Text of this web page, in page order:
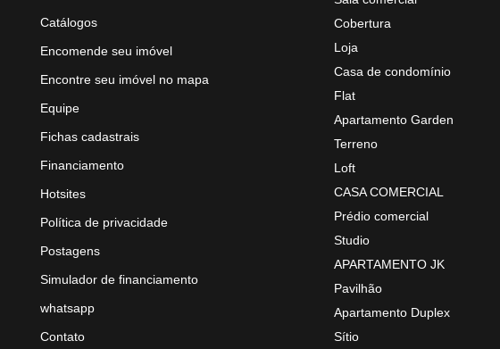
Catálogos
Encomende seu imóvel
Encontre seu imóvel no mapa
Equipe
Fichas cadastrais
Financiamento
Hotsites
Política de privacidade
Postagens
Simulador de financiamento
whatsapp
Contato
Cobertura
Loja
Casa de condomínio
Flat
Apartamento Garden
Terreno
Loft
CASA COMERCIAL
Prédio comercial
Studio
APARTAMENTO JK
Pavilhão
Apartamento Duplex
Sítio